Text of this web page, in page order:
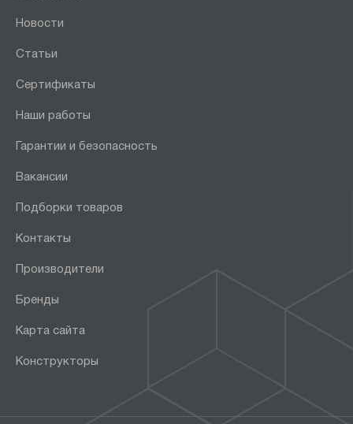
Новости
Статьи
Сертификаты
Наши работы
Гарантии и безопасность
Вакансии
Подборки товаров
Контакты
Производители
Бренды
Карта сайта
Конструкторы